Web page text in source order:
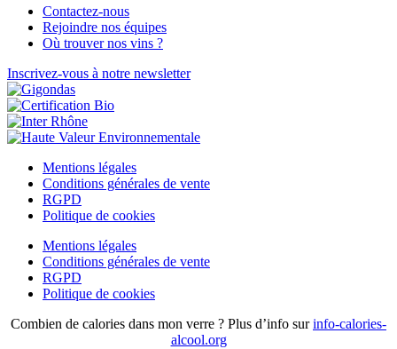
Contactez-nous
Rejoindre nos équipes
Où trouver nos vins ?
Inscrivez-vous à notre newsletter
Mentions légales
Conditions générales de vente
RGPD
Politique de cookies
Mentions légales
Conditions générales de vente
RGPD
Politique de cookies
Combien de calories dans mon verre ? Plus d’info surinfo-calories-
alcool.org